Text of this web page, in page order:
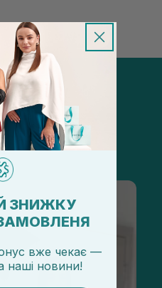
в Instagram
ЗНИЖКУ
вже чекає —
наші новини!